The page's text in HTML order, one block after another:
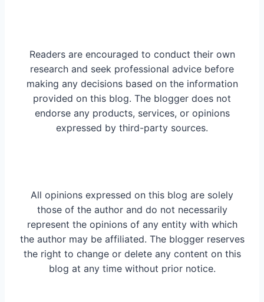
Readers are encouraged to conduct their own
research and seek professional advice before
making any decisions based on the information
provided on this blog. The blogger does not
endorse any products, services, or opinions
expressed by third-party sources.
All opinions expressed on this blog are solely
those of the author and do not necessarily
represent the opinions of any entity with which
the author may be affiliated. The blogger reserves
the right to change or delete any content on this
blog at any time without prior notice.